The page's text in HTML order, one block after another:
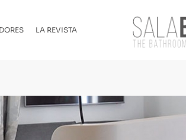
LA REVISTA